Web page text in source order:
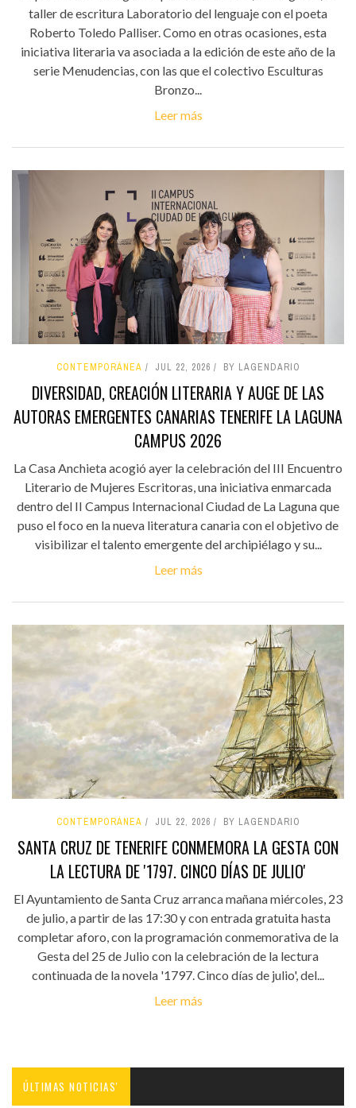
taller de escritura Laboratorio del lenguaje con el poeta
Roberto Toledo Palliser. Como en otras ocasiones, esta
iniciativa literaria va asociada a la edición de este año de la
serie Menudencias, con las que el colectivo Esculturas
Bronzo...
Leer más
CONTEMPORÁNEA JUL 22, 2026 BY LAGENDARIO
DIVERSIDAD, CREACIÓN LITERARIA Y AUGE DE LAS
AUTORAS EMERGENTES CANARIAS TENERIFE LA LAGUNA
CAMPUS 2026
La Casa Anchieta acogió ayer la celebración del III Encuentro
Literario de Mujeres Escritoras, una iniciativa enmarcada
dentro del II Campus Internacional Ciudad de La Laguna que
puso el foco en la nueva literatura canaria con el objetivo de
visibilizar el talento emergente del archipiélago y su...
Leer más
CONTEMPORÁNEA JUL 22, 2026 BY LAGENDARIO
SANTA CRUZ DE TENERIFE CONMEMORA LA GESTA CON
LA LECTURA DE '1797. CINCO DÍAS DE JULIO'
El Ayuntamiento de Santa Cruz arranca mañana miércoles, 23
de julio, a partir de las 17:30 y con entrada gratuita hasta
completar aforo, con la programación conmemorativa de la
Gesta del 25 de Julio con la celebración de la lectura
continuada de la novela '1797. Cinco días de julio', del...
Leer más
ÚLTIMAS NOTICIAS'